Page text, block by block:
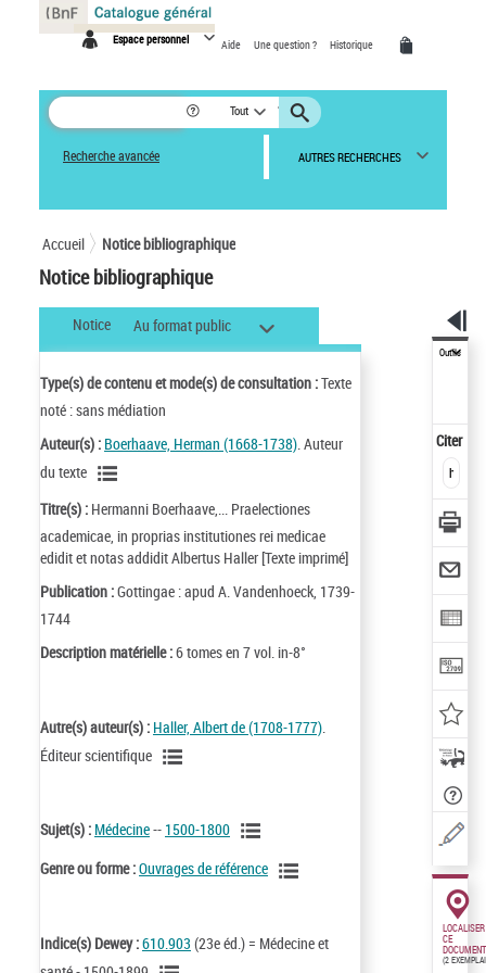
Espace personnel Aide Une question ? Historique
Tout
Recherche avancée AUTRES RECHERCHES
Accueil Notice bibliographique
Notice bibliographique
Notice Au format public
Type(s) de contenu et mode(s) de consultation :Texte
noté : sans médiation
Auteur(s) : Boerhaave, Herman (1668-1738). Auteur
du texte
Titre(s) : Hermanni Boerhaave,... Praelectiones
academicae, in proprias institutiones rei medicae
edidit et notas addidit Albertus Haller [Texte imprimé]
Publication :Gottingae : apud A. Vandenhoeck, 1739-
1744
Description matérielle :6 tomes en 7 vol. in-8°
Autre(s) auteur(s) : Haller, Albert de (1708-1777).
Éditeur scientifique
Sujet(s) : Médecine-- 1500-1800
Genre ou forme :Ouvrages de référence
Indice(s) Dewey :610.903 (23e éd.) = Médecine et
Outils
Citer
LOCALISER
CE
DOCUMENT
(2
Panneau de gestion des cookies